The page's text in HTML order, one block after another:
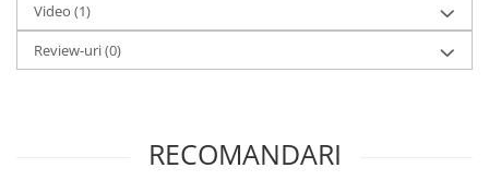
Video (1)
Review-uri(0)
RECOMANDARI